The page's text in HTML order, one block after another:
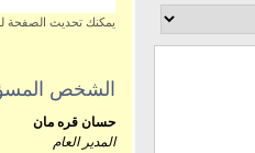
يمكنك تحديث الصفحة
الشخص
حسان قره مان
المدير العام